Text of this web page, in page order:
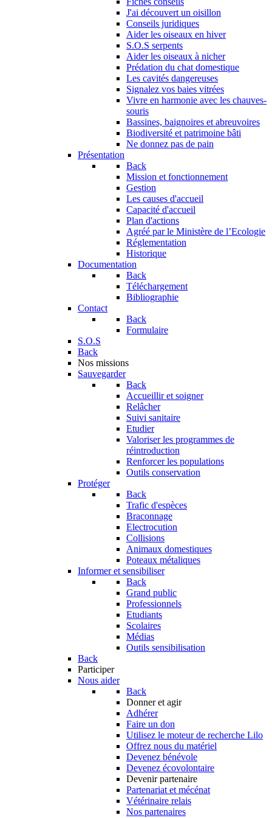
J'ai découvert un oisillon
Conseils juridiques
Aider les oiseaux en hiver
S.O.S serpents
Aider les oiseaux à nicher
Prédation du chat domestique
Les cavités dangereuses
Signalez vos baies vitrées
Vivre en harmonie avec les chauves-
souris
Bassines, baignoires et abreuvoires
Biodiversité et patrimoine bâti
Ne donnez pas de pain
Présentation
Back
Mission et fonctionnement
Gestion
Les causes d'accueil
Capacité d'accueil
Plan d'actions
Agréé par le Ministère de l’Ecologie
Réglementation
Historique
Documentation
Back
Téléchargement
Bibliographie
Contact
Back
Formulaire
S.O.S
Back
Nos missions
Sauvegarder
Back
Accueillir et soigner
Relâcher
Suivi sanitaire
Etudier
Valoriser les programmes de
réintroduction
Renforcer les populations
Outils conservation
Protéger
Back
Trafic d'espèces
Braconnage
Electrocution
Collisions
Animaux domestiques
Poteaux métaliques
Informer et sensibiliser
Back
Grand public
Professionnels
Etudiants
Scolaires
Médias
Outils sensibilisation
Back
Participer
Nous aider
Back
Donner et agir
Adhérer
Faire un don
Utilisez le moteur de recherche Lilo
Offrez nous du matériel
Devenez bénévole
Devenez écovolontaire
Devenir partenaire
Partenariat et mécénat
Vétérinaire relais
Nos partenaires